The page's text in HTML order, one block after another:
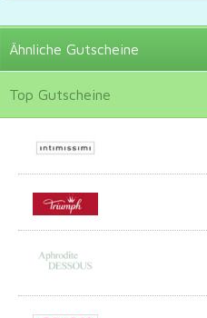
Ähnliche Gutscheine
Top Gutscheine